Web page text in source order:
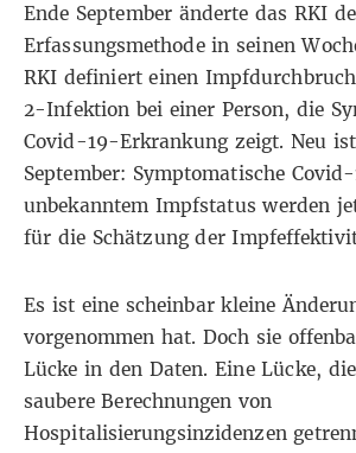
Ende September änderte das RKI
Erfassungsmethode in seinen
RKI definiert einen
2-Infektion bei einer Person, die
Covid-19-Erkrankung zeigt. Neu
September: Symptomatische
unbekanntem Impfstatus werden
für die Schätzung der
Es ist eine scheinbar kleine
vorgenommen hat. Doch sie
Lücke in den Daten. Eine Lücke,
saubere Berechnungen von
Hospitalisierungsinzidenzen